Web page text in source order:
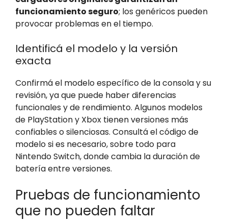
funcionamiento seguro; los genéricos pueden
provocar problemas en el tiempo.
Identificá el modelo y la versión
exacta
Confirmá el modelo específico de la consola y su
revisión, ya que puede haber diferencias
funcionales y de rendimiento. Algunos modelos
de PlayStation y Xbox tienen versiones más
confiables o silenciosas. Consultá el código de
modelo si es necesario, sobre todo para
Nintendo Switch, donde cambia la duración de
batería entre versiones.
Pruebas de funcionamiento
que no pueden faltar